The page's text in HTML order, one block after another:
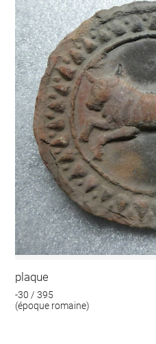
plaque
-30 / 395
(époque romaine)